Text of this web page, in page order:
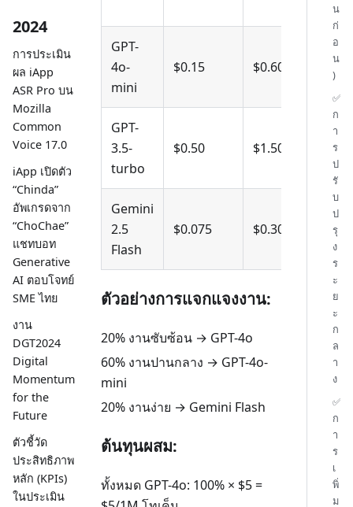
2024
การประเมิน
ผล iApp
ASR Pro บน
Mozilla
Common
Voice 17.0
iApp เปิดตัว
“Chinda”
อัพเกรดจาก
“ChoChae”
แชทบอท
Generative
AI ตอบโจทย์
SME ไทย
งาน
DGT2024
Digital
Momentum
for the
Future
ตัวชี้วัด
ประสิทธิภาพ
หลัก (KPIs)
ในประเมิน
GPT-
4o-
mini
$0.15 $0.60
GPT-
3.5-
turbo
$0.50 $1.50
Gemini
2.5
Flash
$0.075 $0.30
ตัวอย่างการแจกแจงงาน:
20% งานซับซ้อน → GPT-4o
60% งานปานกลาง → GPT-4o-
mini
20% งานง่าย → Gemini Flash
ต้นทุนผสม:
ทั้งหมด GPT-4o: 100% × $5 =
น
ก่
อ
น
)
✅
ก
า
ร
ป
รั
บ
ป
รุ
ง
ร
ะ
ย
ะ
ก
ล
า
ง
✅
ก
า
ร
เ
พิ่
ม